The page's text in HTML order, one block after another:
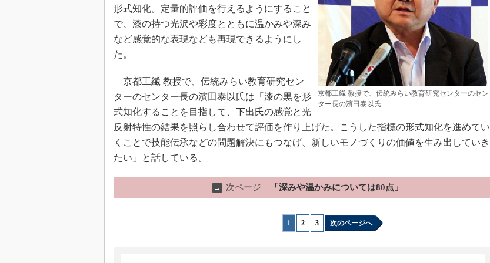
京都工繊 教授で、伝統みらい教育研究センターのセン
ター長の濱田泰以氏
形式知化。定量的評価を行えるようにすること
で、漆の持つ光沢や彩度とともに温かみや深み
など感覚的な表現なども再現できるようにし
た。
京都工繊 教授で、伝統みらい教育研究セン
ターのセンター長の濱田泰以氏は「漆の黒を形
式知化することを目指して、下出氏の感覚と光
反射特性の結果を照らし合わせて評価を作り上げた。こうした指標の形式知化を進めてい
くことで技能伝承などの問題解決にもつなげ、新しいモノづくりの価値を生み出していき
たい」と話している。
→ 次ページ 「深みや温かみについては80点」
1 2 3 次のページへ